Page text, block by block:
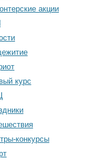
газета «Активы и
акции
курс
конкурсы